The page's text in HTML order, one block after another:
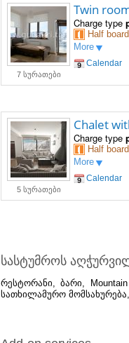
7 სურათები
Twin
Charge type
Half
More
Calendar
5 სურათები
Chalet
Charge type
Half
More
Calendar
სასტუმროს
რესტორანი, ბარი,
სათხილამურო